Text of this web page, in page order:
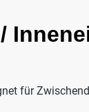
für